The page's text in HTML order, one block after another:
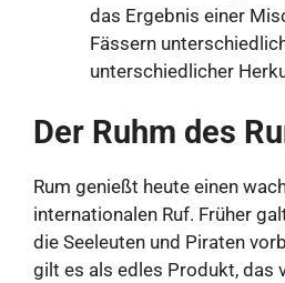
das Ergebnis einer
Fässern
unterschiedlicher
Der Ruhm des
Rum genießt heute einen
internationalen Ruf. Früher
die Seeleuten und Piraten
gilt es als edles Produkt, das